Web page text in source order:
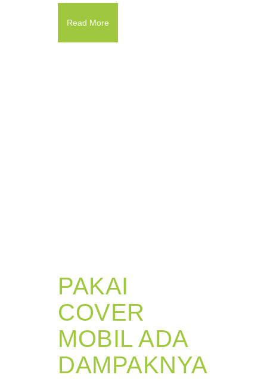
Read More
PAKAI
COVER
MOBIL ADA
DAMPAKNYA